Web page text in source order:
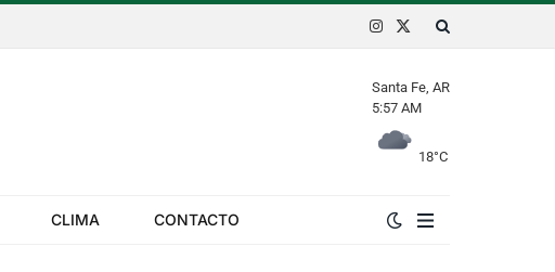
Instagram
X
Santa Fe, AR
5:57 AM
18°C
CLIMA CONTACTO